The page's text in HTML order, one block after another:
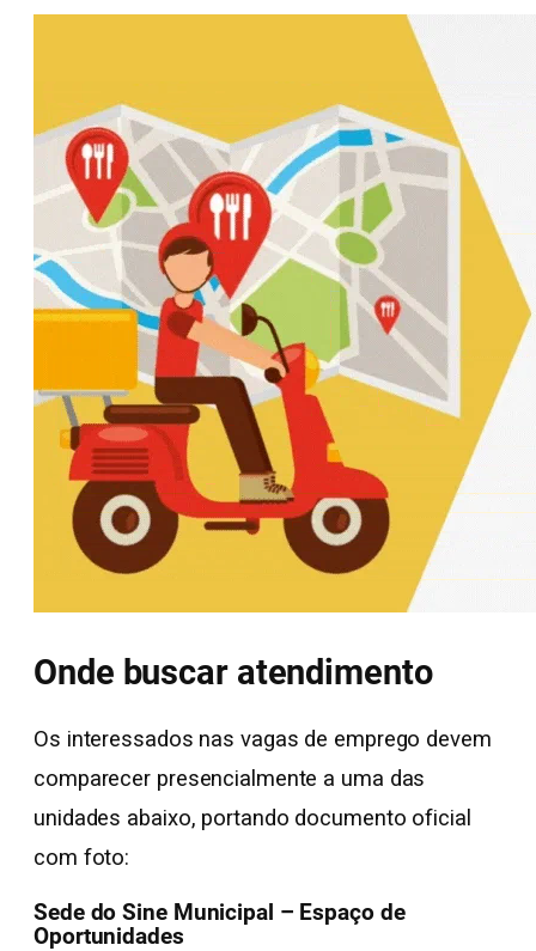
Onde buscar atendimento
Os interessados nas vagas de emprego devem
comparecer presencialmente a uma das
unidades abaixo, portando documento oficial
com foto:
Sede do Sine Municipal – Espaço de
Oportunidades